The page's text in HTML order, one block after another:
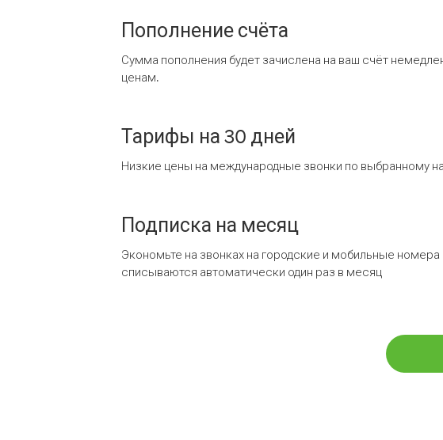
Пополнение счёта
Сумма пополнения будет зачислена на ваш счёт
ценам.
Тарифы на 30 дней
Низкие цены на международные звонки по выбранному
Подписка на месяц
Экономьте на звонках на городские и мобильные
списываются автоматически один раз в месяц